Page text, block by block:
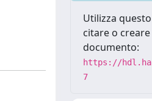
Utilizza
citare o
documento:
https://
7